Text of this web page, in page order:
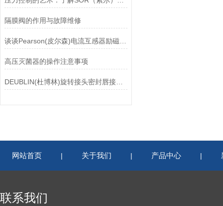
隔膜阀的作用与故障维修
谈谈Pearson(皮尔森)电流互感器励磁特性试验的目的
高压灭菌器的操作注意事项
DEUBLIN(杜博林)旋转接头密封唇接觖宽度和负载
网站首页 | 关于我们 | 产品中心 |
联系我们